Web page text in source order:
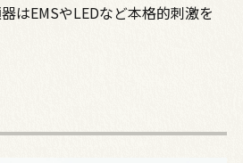
はEMSやLEDなど本格的刺激を